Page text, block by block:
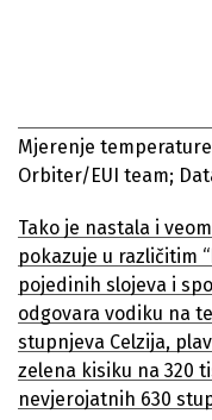
Mjerenje
Orbiter/EUI team;
Tako je nastala i
pokazuje u različitim
pojedinih slojeva i
odgovara vodiku na
stupnjeva Celzija,
zelena kisiku na 320
nevjerojatnih 630